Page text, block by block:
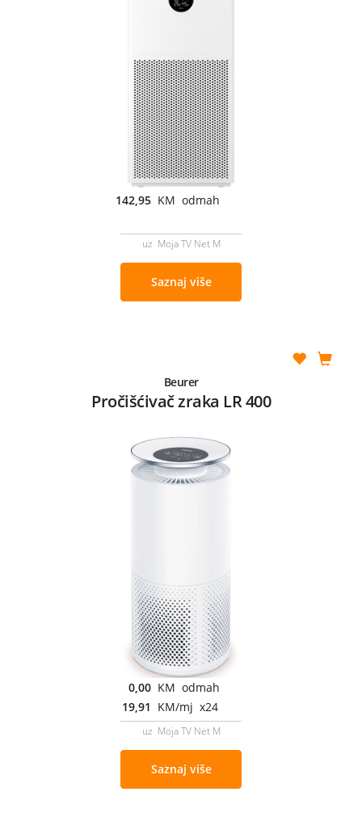
142,95 KM odmah
uz Moja TV Net M
Saznaj više
Beurer
Pročišćivač zraka LR 400
0,00 KM odmah
19,91 KM/mj x24
uz Moja TV Net M
Saznaj više